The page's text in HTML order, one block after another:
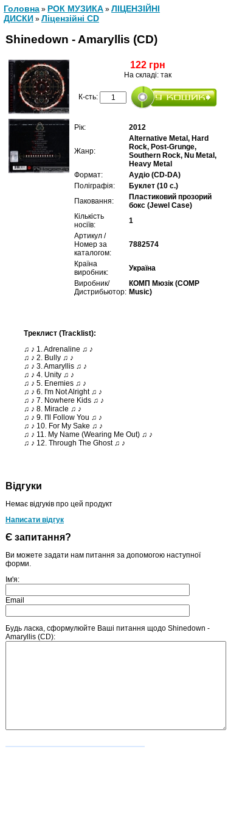
Головна » РОК МУЗИКА » ЛІЦЕНЗІЙНІ
ДИСКИ » Ліцензійні СD
Shinedown - Amaryllis (CD)
122 грн
На складі: так
К-сть:
Рік: 2012
Жанр:
Alternative Metal, Hard
Rock, Post-Grunge,
Southern Rock, Nu Metal,
Heavy Metal
Формат:
Аудіо (CD-DA)
Поліграфія:
Буклет (10 с.)
Паковання:
Пластиковий прозорий
бокс (Jewel Case)
Кількість
носіїв:
1
Артикул /
Номер за
каталогом:
7882574
Країна
виробник:
Україна
Виробник/
Дистрибьютор:
КОМП Мюзік (COMP
Music)
Треклист (Tracklist):
♫ ♪ 1. Adrenaline ♫ ♪
♫ ♪ 2. Bully ♫ ♪
♫ ♪ 3. Amaryllis ♫ ♪
♫ ♪ 4. Unity ♫ ♪
♫ ♪ 5. Enemies ♫ ♪
♫ ♪ 6. I'm Not Alright ♫ ♪
♫ ♪ 7. Nowhere Kids ♫ ♪
♫ ♪ 8. Miracle ♫ ♪
♫ ♪ 9. I'll Follow You ♫ ♪
♫ ♪ 10. For My Sake ♫ ♪
♫ ♪ 11. My Name (Wearing Me Out) ♫ ♪
♫ ♪ 12. Through The Ghost ♫ ♪
Відгуки
Немає відгуків про цей продукт
Написати відгук
Є запитання?
Ви можете задати нам питання за допомогою наступної
форми.
Ім'я:
Email
Будь ласка, сформулюйте Ваші питання щодо Shinedown -
Amaryllis (CD):